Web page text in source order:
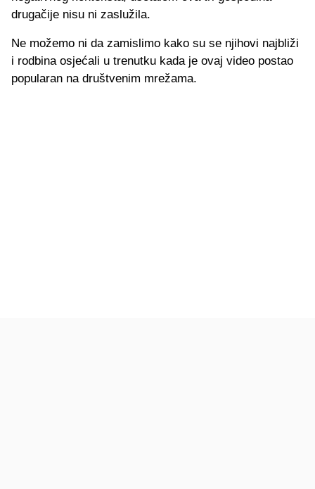
drugačije nisu ni zaslužila.
Ne možemo ni da zamislimo kako su se njihovi najbliži
i rodbina osjećali u trenutku kada je ovaj video postao
popularan na društvenim mrežama.